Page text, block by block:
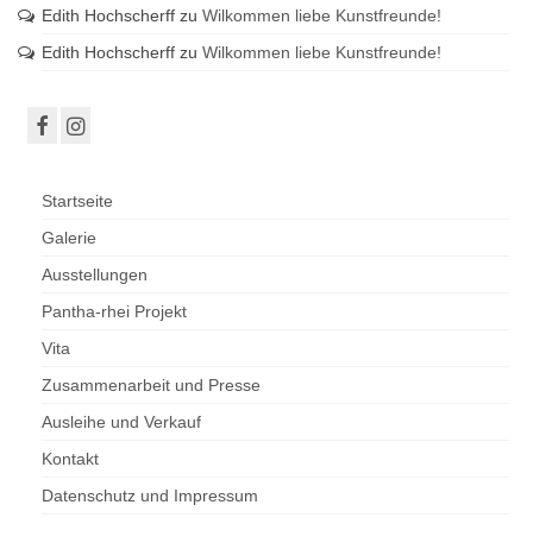
Edith Hochscherff zu Wilkommen liebe Kunstfreunde!
Edith Hochscherff zu Wilkommen liebe Kunstfreunde!
Startseite
Galerie
Ausstellungen
Pantha-rhei Projekt
Vita
Zusammenarbeit und Presse
Ausleihe und Verkauf
Kontakt
Datenschutz und Impressum